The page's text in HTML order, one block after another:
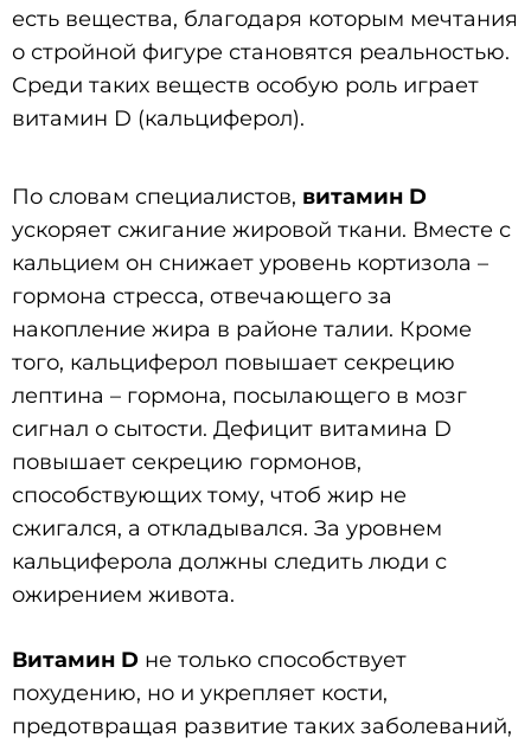
есть вещества, благодаря которым мечтания
о стройной фигуре становятся реальностью.
Среди таких веществ особую роль играет
витамин D (кальциферол).
По словам специалистов, витамин D
ускоряет сжигание жировой ткани. Вместе с
кальцием он снижает уровень кортизола –
гормона стресса, отвечающего за
накопление жира в районе талии. Кроме
того, кальциферол повышает секрецию
лептина – гормона, посылающего в мозг
сигнал о сытости. Дефицит витамина D
повышает секрецию гормонов,
способствующих тому, чтоб жир не
сжигался, а откладывался. За уровнем
кальциферола должны следить люди с
ожирением живота.
Витамин D не только способствует
похудению, но и укрепляет кости,
предотвращая развитие таких заболеваний,